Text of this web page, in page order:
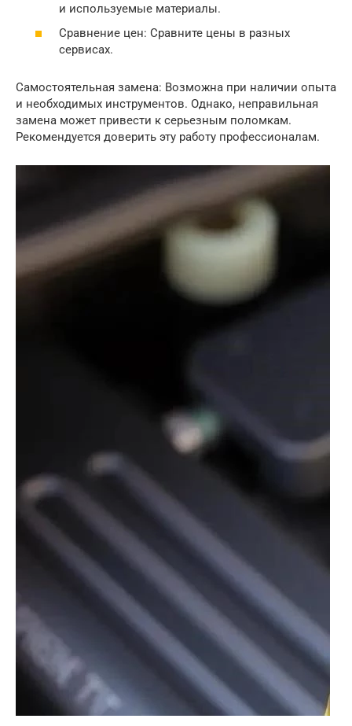
и используемые материалы.
Сравнение цен: Сравните цены в разных
сервисах.
Самостоятельная замена: Возможна при наличии опыта
и необходимых инструментов. Однако, неправильная
замена может привести к серьезным поломкам.
Рекомендуется доверить эту работу профессионалам.